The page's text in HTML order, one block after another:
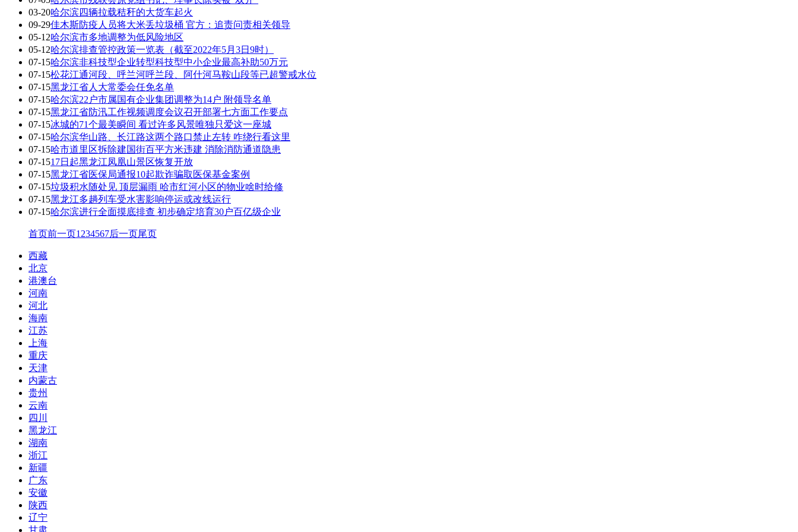
03-20哈尔滨四辆拉载秸秆的大货车起火
09-29佳木斯防疫人员将大米丢垃圾桶 官方：追责问责相关领导
05-12哈尔滨市多地调整为低风险地区
05-12哈尔滨排查管控政策一览表（截至2022年5月3日9时）
07-15哈尔滨非科技型企业转型科技型中小企业最高补助50万元
07-15松花江通河段、呼兰河呼兰段、阿什河马鞍山段等已超警戒水位
07-15黑龙江省人大常委会任免名单
07-15哈尔滨22户市属国有企业集团调整为14户 附领导名单
07-15黑龙江省防汛工作视频调度会议召开部署七方面工作要点
07-15冰城的71个最美瞬间 看过许多风景唯独只爱这一座城
07-15哈尔滨华山路、长江路这两个路口禁止左转 咋绕行看这里
07-15哈市道里区拆除建国街百平方米违建 消除消防通道隐患
07-1517日起黑龙江凤凰山景区恢复开放
07-15黑龙江省医保局通报10起欺诈骗取医保基金案例
07-15垃圾积水随处见 顶层漏雨 哈市红河小区的物业啥时给修
07-15黑龙江多趟列车受水害影响停运或改线运行
07-15哈尔滨进行全面摸底排查 初步确定培育30户百亿级企业
首页前一页1 234567后一页尾页
西藏
北京
港澳台
河南
河北
海南
江苏
上海
重庆
天津
内蒙古
贵州
云南
四川
黑龙江
湖南
浙江
新疆
广东
安徽
陕西
辽宁
甘肃